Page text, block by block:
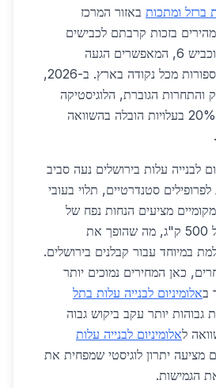
ברזל ומתכות באזור המרכז
בזכות קרבתם לכבישים
ראשיים כמו כביש 1 וכביש 6, המאפשרים הגעה
לירושלים תוך שעות ספורות מכל נקודה בארץ. ב-2026,
והתחרות הגוברת, הלוגיסטיקה
המקומית חוסכת עד 20% בעלויות הובלה בהשוואה
לבנייה עלות בירושלים נעה סביב
לפרופילים סטנדרטיים, תלוי בעובי
מקומיים מציעים הנחות נפח של
15% לפרויקטים מעל 500 ק"ג, מה שהופך את
במיוחד עבור קבלנים בירושלים.
כאן המחירים נמוכים יותר
אלומיניום לבנייה עלות בתל
גבוהות יותר עקב ביקוש גבוה
לאלומיניום לבנייה עלות
מציעה יתרון לוגיסטי שמפחית את
הגמישות.